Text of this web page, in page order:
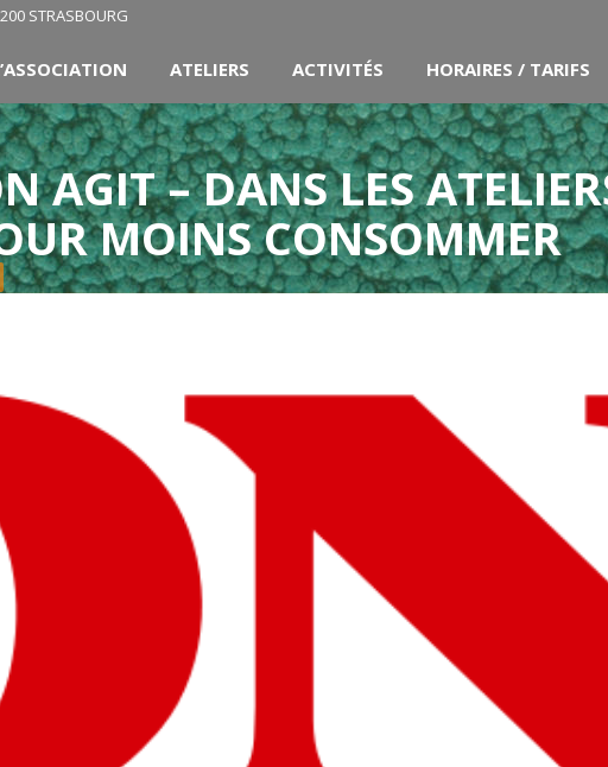
STRASBOURG
ATELIERS ACTIVITÉS HORAIRES / TARIFS
AGIT – DANS LES
MOINS CONSOMMER